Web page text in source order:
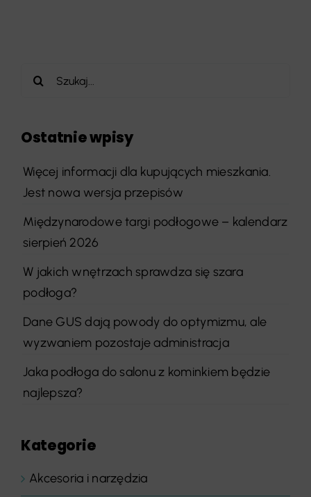
Szukaj
Ostatnie wpisy
Więcej informacji dla kupujących mieszkania.
Jest nowa wersja przepisów
Międzynarodowe targi podłogowe – kalendarz
sierpień 2026
W jakich wnętrzach sprawdza się szara
podłoga?
Dane GUS dają powody do optymizmu, ale
wyzwaniem pozostaje administracja
Jaka podłoga do salonu z kominkiem będzie
najlepsza?
Kategorie
Akcesoria i narzędzia